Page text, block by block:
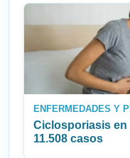
ENFERMEDADES Y
Ciclosporiasis en
11.508 casos